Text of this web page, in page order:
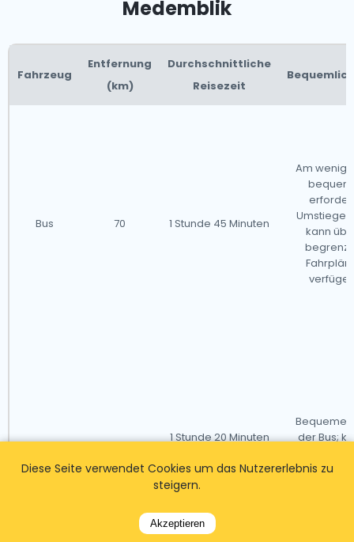
Medemblik
Fahrzeug
Entfernung
(km)
Durchschnittliche
Reisezeit
Bus 70 1 Stunde 45 Minuten
Am
Umstiege
kann
Zug 75
1 Stunde 20 Minuten
Bequemer
der Bus;
Diese Seite verwendet Cookies um das Nutzererlebnis zu
steigern.
Akzeptieren